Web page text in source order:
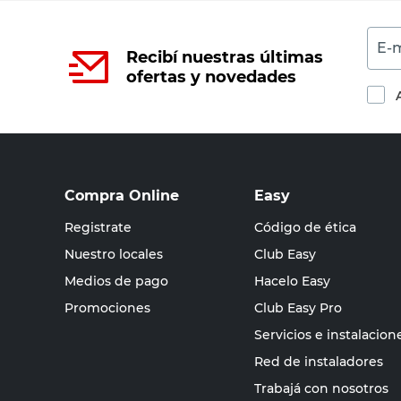
Recibí nuestras últimas
ofertas y novedades
E-
Compra Online
Registrate
Nuestro locales
Medios de pago
Promociones
Easy
Código de ética
Club Easy
Hacelo Easy
Club Easy Pro
Servicios e
Red de instaladores
Trabajá con nosotros